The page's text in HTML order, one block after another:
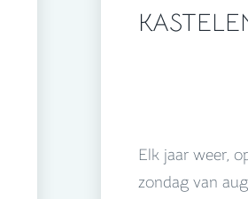
Elk jaar weer,
zondag van